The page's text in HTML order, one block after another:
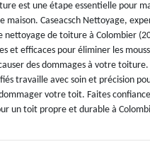
est une étape essentielle pour
maison. Caseacsch Nettoyage,
nettoyage de toiture à Colombier
et efficaces pour éliminer les
des dommages à votre
travaille avec soin et précision
votre toit. Faites
un toit propre et durable à